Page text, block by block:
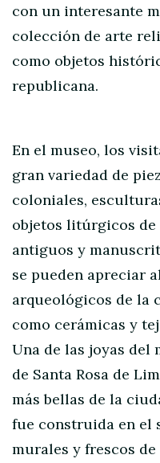
con un interesante
colección de arte
como objetos
republicana.
En el museo, los
gran variedad de
coloniales,
objetos litúrgicos
antiguos y
se pueden apreciar
arqueológicos de la
como cerámicas y
Una de las joyas del
de Santa Rosa de
más bellas de la
fue construida en el
murales y frescos